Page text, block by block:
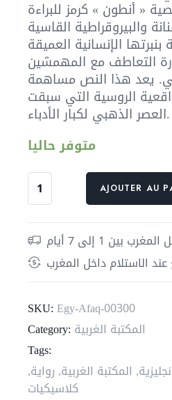
« أنطون » كرمز للبراءة
والبيروقراطية القاسية
بنبرتها الإنسانية العميقة
التعاطف مع المهمشين
يعد هذا النص مساهمة
الروسية التي سبقت
العصر الذهبي لكبار الأدباء.
متوفر حاليا
quantité
البائس
AJOUTER AU
بين 1 إلى 7 أيام
عند الاستلام داخل المغرب
SKU: Egy-Afaq-00300
Category: المكتبة الغربية
Tags:
, المكتبة الغربية,رواية,
كلاسيكيات